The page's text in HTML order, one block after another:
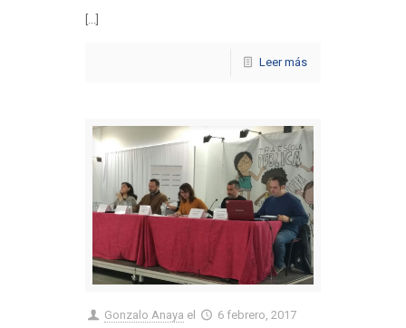
[...]
Leer más
Gonzalo Anaya el 6 febrero, 2017